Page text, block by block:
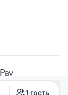
1 гость
© 2026 Crovillas GmbH